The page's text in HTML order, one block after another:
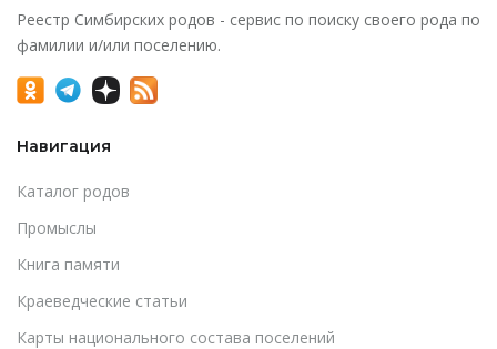
Реестр Симбирских родов - сервис по поиску своего рода по
фамилии и/или поселению.
Навигация
Каталог родов
Промыслы
Книга памяти
Краеведческие статьи
Карты национального состава поселений